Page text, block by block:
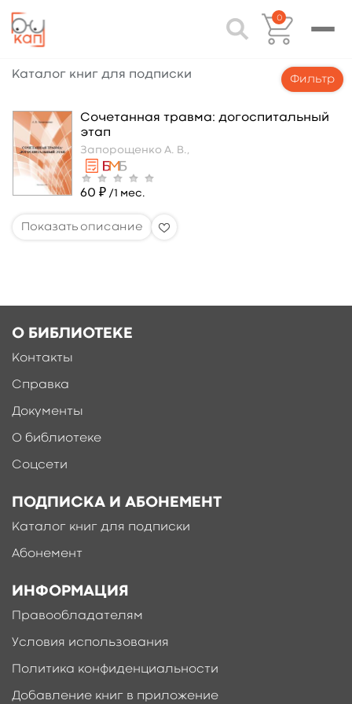
0
Каталог книг для подписки Фильтр
Сочетанная травма: догоспитальный
этап
Запорощенко А. В.,
60 ₽ /1 мес.
О БИБЛИОТЕКЕ
Контакты
Справка
Документы
О библиотеке
Соцсети
ПОДПИСКА И АБОНЕМЕНТ
Каталог книг для подписки
Абонемент
ИНФОРМАЦИЯ
Правообладателям
Условия использования
Политика конфиденциальности
Добавление книг в приложение